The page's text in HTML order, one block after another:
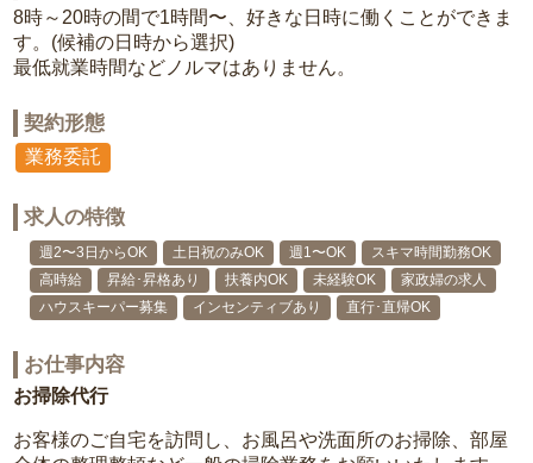
8時～20時の間で1時間〜、好きな日時に働くことができま
す。(候補の日時から選択)
最低就業時間などノルマはありません。
契約形態
業務委託
求人の特徴
週2〜3日からOK 土日祝のみOK 週1〜OK
スキマ時間勤務OK
高時給
昇給･昇格あり 扶養内OK 未経験OK
家政婦の求人
ハウスキーパー募集
インセンティブあり 直行･直帰OK
お仕事内容
お掃除代行
お客様のご自宅を訪問し、お風呂や洗面所のお掃除、部屋